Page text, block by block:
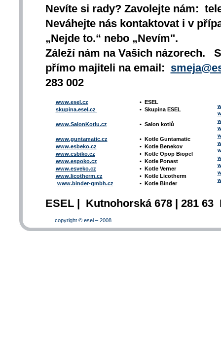
Nevíte si rady? Zavolejte nám:
Neváhejte nás kontaktovat i v
„Nejde to.“ nebo „Nevím".
Záleží nám na Vašich názorech.
přímo majiteli na email:
283 002
www.esel.cz
skupina.esel.cz
www.SalonKotlu.cz
www.guntamatic.cz
www.esbeko.cz
www.esbiko.cz
www.espoko.cz
www.esveko.cz
www.licotherm.cz
www.binder-gmbh.cz
• ESEL
• Skupina ESEL
• Salon kotlů
• Kotle Guntamatic
• Kotle Benekov
• Kotle Opop Biopel
• Kotle Ponast
• Kotle Verner
• Kotle Licotherm
• Kotle Binder
ESEL | Kutnohorská 678 | 281
copyright © esel – 2008